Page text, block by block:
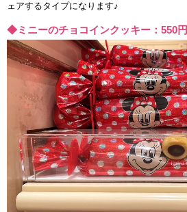
ェアするタイプになります♪
◆ミニーのチョコインクッキー：550円